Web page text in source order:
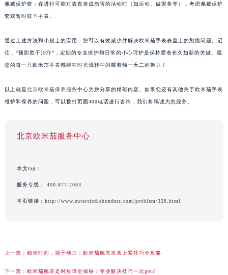
佩戴保护套：在进行可能对表盘造成伤害的活动时（如运动、做家务等），考虑佩戴保护
套或暂时取下手表。
通过上述方法和小贴士的应用，您可以有效减少并解决欧米茄手表表盘上的划痕问题。记
住，“预防胜于治疗”，定期的专业维护和日常的小心呵护是保持爱表长久如新的关键。愿
您的每一只欧米茄手表都能在时光流转中闪耀着独一无二的魅力！
以上就是北京欧米茄保养服务中心为您分享的精彩内容。如果您还有其他关于欧米茄手表
维护和保养的问题，可以拨打页面400电话进行咨询，我们将竭诚为您服务。
北京欧米茄服务中心
本文tag：
服务专线： 400-877-2083
本页链接： http://www.eutecticdiebonders.com/problem/328.html
上一篇： 精准时间，源于动力：欧米茄腕表发条上紧技巧全攻略
下一篇： 欧米茄腕表走时故障全揭秘：专业解决技巧一次get√